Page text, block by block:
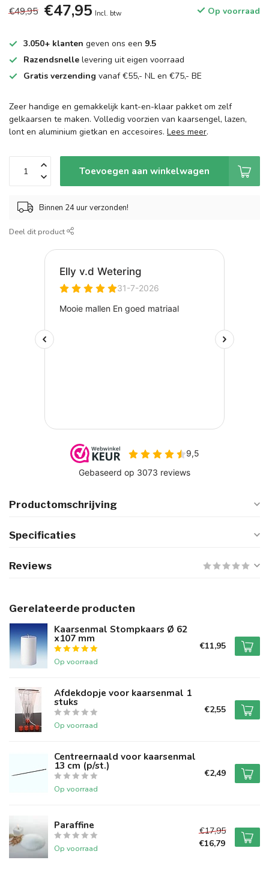
€49,95 €47,95 Incl. btw Op voorraad
3.050+ klanten geven ons een 9.5
Razendsnelle levering uit eigen voorraad
Gratis verzending vanaf €55,- NL en €75,- BE
Zeer handige en gemakkelijk kant-en-klaar pakket om zelf
gelkaarsen te maken. Volledig voorzien van kaarsengel, lazen,
lont en aluminium gietkan en accesoires. Lees meer.
Toevoegen aan winkelwagen
Binnen 24 uur verzonden!
Deel dit product
Productomschrijving
Specificaties
Reviews
Gerelateerde producten
Kaarsenmal Stompkaars Ø 62
x107 mm
Op voorraad
€11,95
Afdekdopje voor kaarsenmal 1
stuks
Op voorraad
€2,55
Centreernaald voor kaarsenmal
13 cm (p/st.)
Op voorraad
€2,49
Paraffine
Op voorraad
€17,95
€16,79